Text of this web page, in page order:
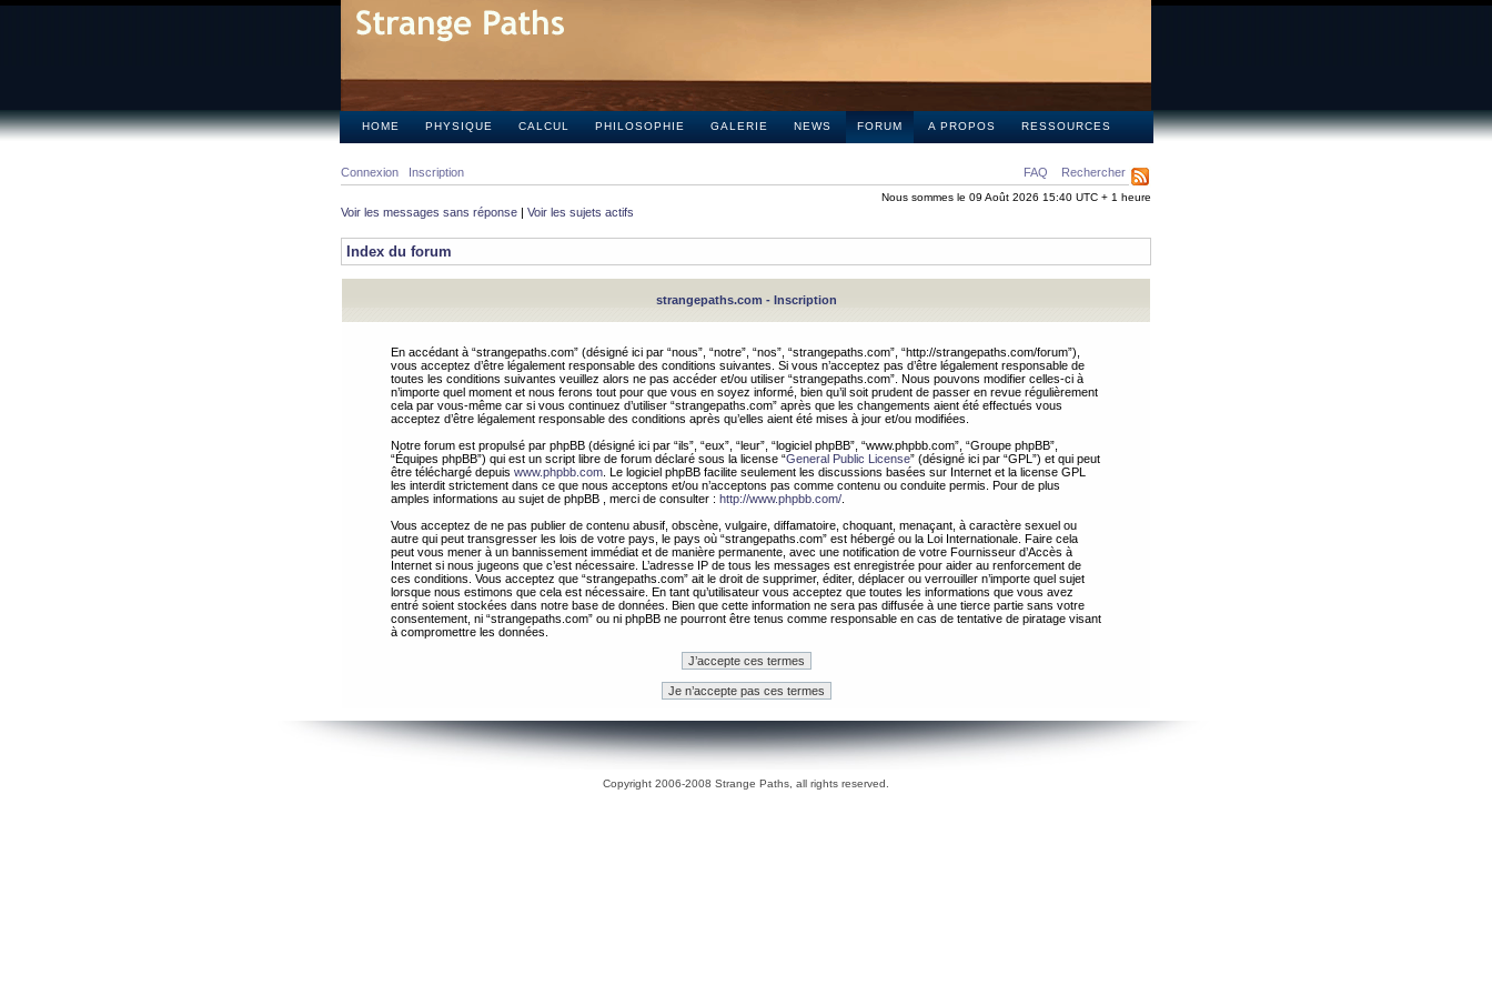
HOME PHYSIQUE CALCUL PHILOSOPHIE GALERIE NEWS FORUM A PROPOS RESSOURCES
FAQ Rechercher
Connexion Inscription
Nous sommes le 09 Août 2026 15:40 UTC + 1 heure
Voir les messages sans réponse | Voir les sujets actifs
Index du forum
strangepaths.com - Inscription
En accédant à “strangepaths.com” (désigné ici par “nous”, “notre”, “nos”, “strangepaths.com”, “http://strangepaths.com/forum”),
vous acceptez d’être légalement responsable des conditions suivantes. Si vous n’acceptez pas d’être légalement responsable de
toutes les conditions suivantes veuillez alors ne pas accéder et/ou utiliser “strangepaths.com”. Nous pouvons modifier celles-ci à
n’importe quel moment et nous ferons tout pour que vous en soyez informé, bien qu’il soit prudent de passer en revue régulièrement
cela par vous-même car si vous continuez d’utiliser “strangepaths.com” après que les changements aient été effectués vous
acceptez d’être légalement responsable des conditions après qu’elles aient été mises à jour et/ou modifiées.
Notre forum est propulsé par phpBB (désigné ici par “ils”, “eux”, “leur”, “logiciel phpBB”, “www.phpbb.com”, “Groupe phpBB”,
“Équipes phpBB”) qui est un script libre de forum déclaré sous la license “General Public License” (désigné ici par “GPL”) et qui peut
être téléchargé depuis www.phpbb.com . Le logiciel phpBB facilite seulement les discussions basées sur Internet et la license GPL
les interdit strictement dans ce que nous acceptons et/ou n’acceptons pas comme contenu ou conduite permis. Pour de plus
amples informations au sujet de phpBB , merci de consulter : http://www.phpbb.com/
Vous acceptez de ne pas publier de contenu abusif, obscène, vulgaire, diffamatoire, choquant, menaçant, à caractère sexuel ou
autre qui peut transgresser les lois de votre pays, le pays où “strangepaths.com” est hébergé ou la Loi Internationale. Faire cela
peut vous mener à un bannissement immédiat et de manière permanente, avec une notification de votre Fournisseur d’Accès à
Internet si nous jugeons que c’est nécessaire. L’adresse IP de tous les messages est enregistrée pour aider au renforcement de
ces conditions. Vous acceptez que “strangepaths.com” ait le droit de supprimer, éditer, déplacer ou verrouiller n’importe quel sujet
lorsque nous estimons que cela est nécessaire. En tant qu’utilisateur vous acceptez que toutes les informations que vous avez
entré soient stockées dans notre base de données. Bien que cette information ne sera pas diffusée à une tierce partie sans votre
consentement, ni “strangepaths.com” ou ni phpBB ne pourront être tenus comme responsable en cas de tentative de piratage visant
à compromettre les données.
Copyright 2006-2008 Strange Paths, all rights reserved.